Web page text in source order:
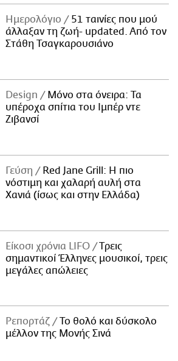
Ημερολόγιο
51 ταινίες που μού
άλλαξαν τη ζωή- updated. Aπό τον
Στάθη Τσαγκαρουσιάνο
Design
Μόνο στα όνειρα: Τα
υπέροχα σπίτια του Ιμπέρ ντε
Ζιβανσί
Γεύση
Red Jane Grill: Η πιο
νόστιμη και χαλαρή αυλή στα
Χανιά (ίσως και στην Ελλάδα)
Είκοσι χρόνια LIFO
Tρεις
σημαντικοί Έλληνες μουσικοί, τρεις
μεγάλες απώλειες
Ρεπορτάζ
Το θολό και δύσκολο
μέλλον της Μονής Σινά